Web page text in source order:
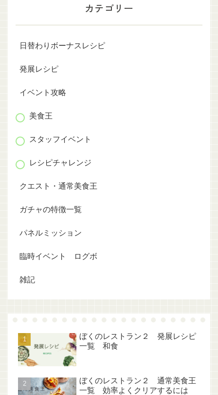
カテゴリー
日替わりボーナスレシピ
発展レシピ
イベント攻略
美食王
スタッフイベント
レシピチャレンジ
クエスト・通常美食王
ガチャの特徴一覧
パネルミッション
臨時イベント ログボ
雑記
ぼくのレストラン２ 発展レシピ
一覧 和食
ぼくのレストラン２ 通常美食王
一覧 効率よくクリアするには